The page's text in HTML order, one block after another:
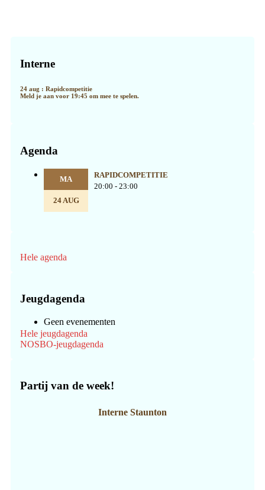
Sidebar
Interne
24 aug : Rapidcompetitie
Meld je aan voor 19:45 om mee te spelen.
Agenda
MA
24 AUG
RAPIDCOMPETITIE
20:00 - 23:00
Hele agenda
Jeugdagenda
Geen evenementen
Hele jeugdagenda
NOSBO-jeugdagenda
Partij van de week!
Interne Staunton